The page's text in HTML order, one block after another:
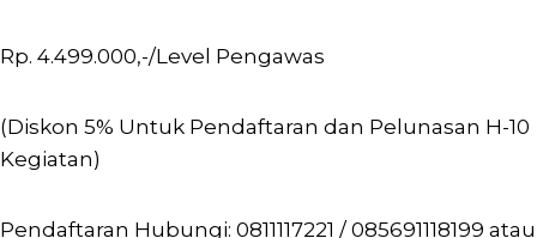
Rp. 4.499.000,-/Level Pengawas
(Diskon 5% Untuk Pendaftaran dan Pelunasan H-10
Kegiatan)
Pendaftaran Hubungi: 0811117221 / 085691118199 atau